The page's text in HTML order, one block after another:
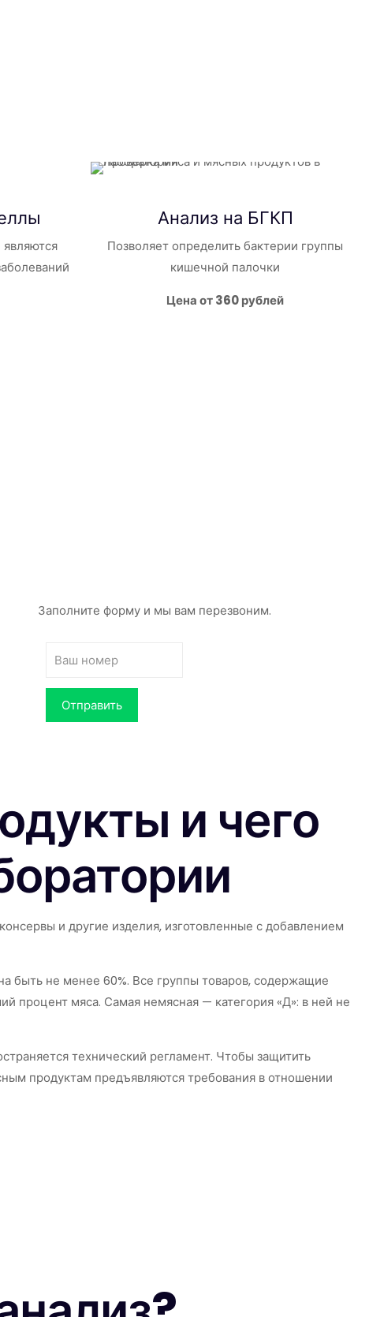
Анализ на БГКП
Позволяет определить бактерии группы
кишечной палочки
Цена от 360 рублей
Заполните форму и мы вам перезвоним.
и чего
и другие изделия, изготовленные с добавлением
быть не менее 60%. Все группы товаров, содержащие
процент мяса. Самая немясная — категория «Д»: в ней не
технический регламент. Чтобы защитить
продуктам предъявляются требования в отношении